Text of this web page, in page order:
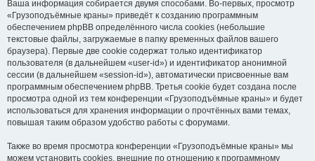
Ваша информация собирается двумя способами. Во-первых, просмотр
«Грузоподъёмные краны» приведёт к созданию программным
обеспечением phpBB определённого числа cookies (небольшие
текстовые файлы, загружаемые в папку временных файлов вашего
браузера). Первые две cookie содержат только идентификатор
пользователя (в дальнейшем «user-id») и идентификатор анонимной
сессии (в дальнейшем «session-id»), автоматически присвоенные вам
программным обеспечением phpBB. Третья cookie будет создана после
просмотра одной из тем конференции «Грузоподъёмные краны» и будет
использоваться для хранения информации о прочтённых вами темах,
повышая таким образом удобство работы с форумами.
Также во время просмотра конференции «Грузоподъёмные краны» мы
можем установить cookies, внешние по отношению к программному